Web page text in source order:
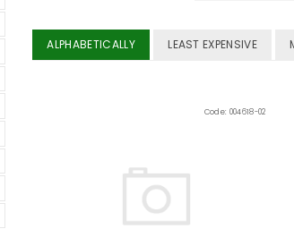
ALPHABETICALLY LEAST EXPENSIVE
Code: 004618-02